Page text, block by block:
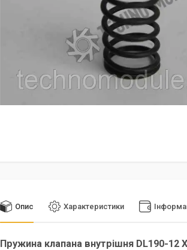
Опис Характеристики
Пружина клапана внутрішня DL190-12